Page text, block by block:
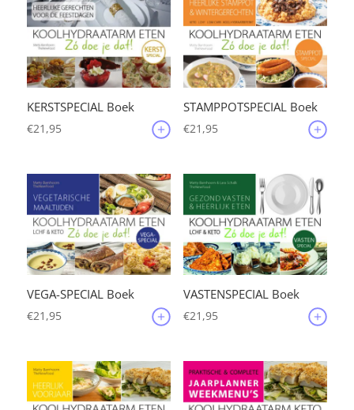
KERSTSPECIAL Boek
€21,95
STAMPPOTSPECIAL Boek
€21,95
VEGA-SPECIAL Boek
€21,95
VASTENSPECIAL Boek
€21,95